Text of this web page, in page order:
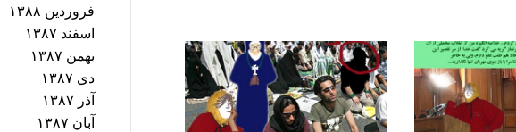
فروردین ۱۳۸۸
اسفند ۱۳۸۷
بهمن ۱۳۸۷
دی ۱۳۸۷
آذر ۱۳۸۷
آبان ۱۳۸۷